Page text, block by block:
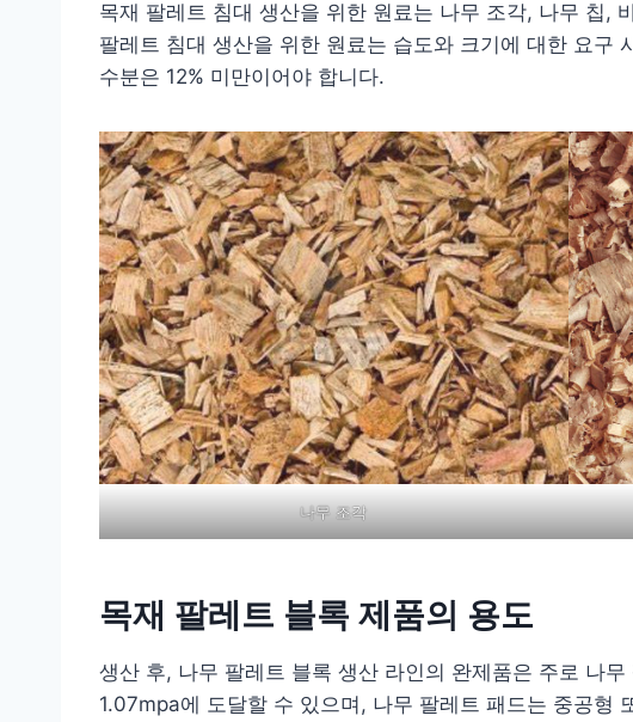
목재 팔레트 침대 생산을 위한 원료는 나무 조각, 나무 칩,
팔레트 침대 생산을 위한 원료는 습도와 크기에 대한 요
수분은 12% 미만이어야 합니다.
나무 조각
목재 팔레트 블록 제품의 용도
생산 후, 나무 팔레트 블록 생산 라인의 완제품은 주로 나
1.07mpa에 도달할 수 있으며, 나무 팔레트 패드는 중공